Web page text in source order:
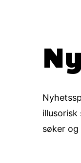
illusorisk
søker og